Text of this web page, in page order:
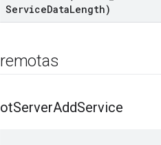
ServiceDataLength)
remotas
otServerAddService